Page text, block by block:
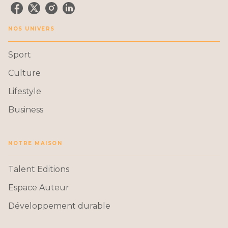
NOS UNIVERS
Sport
Culture
Lifestyle
Business
NOTRE MAISON
Talent Editions
Espace Auteur
Développement durable